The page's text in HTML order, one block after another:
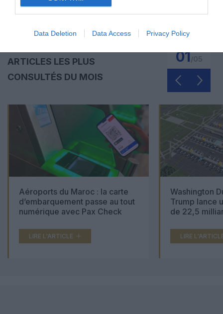
Data Deletion Data Access Privacy Policy
ARTICLES LES PLUS
CONSULTÉS DU MOIS
01
Aéroports du Maroc : la carte
d’embarquement passe au tout
numérique avec Pax Check
LIRE L'ARTICLE
Washington
Trump lance
de 22,5
LIRE